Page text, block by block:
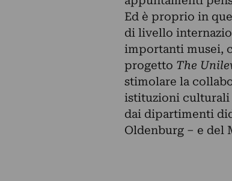
Ed è proprio in
di livello
importanti musei,
progetto The
stimolare la
istituzioni culturali
dai dipartimenti
Oldenburg – e del